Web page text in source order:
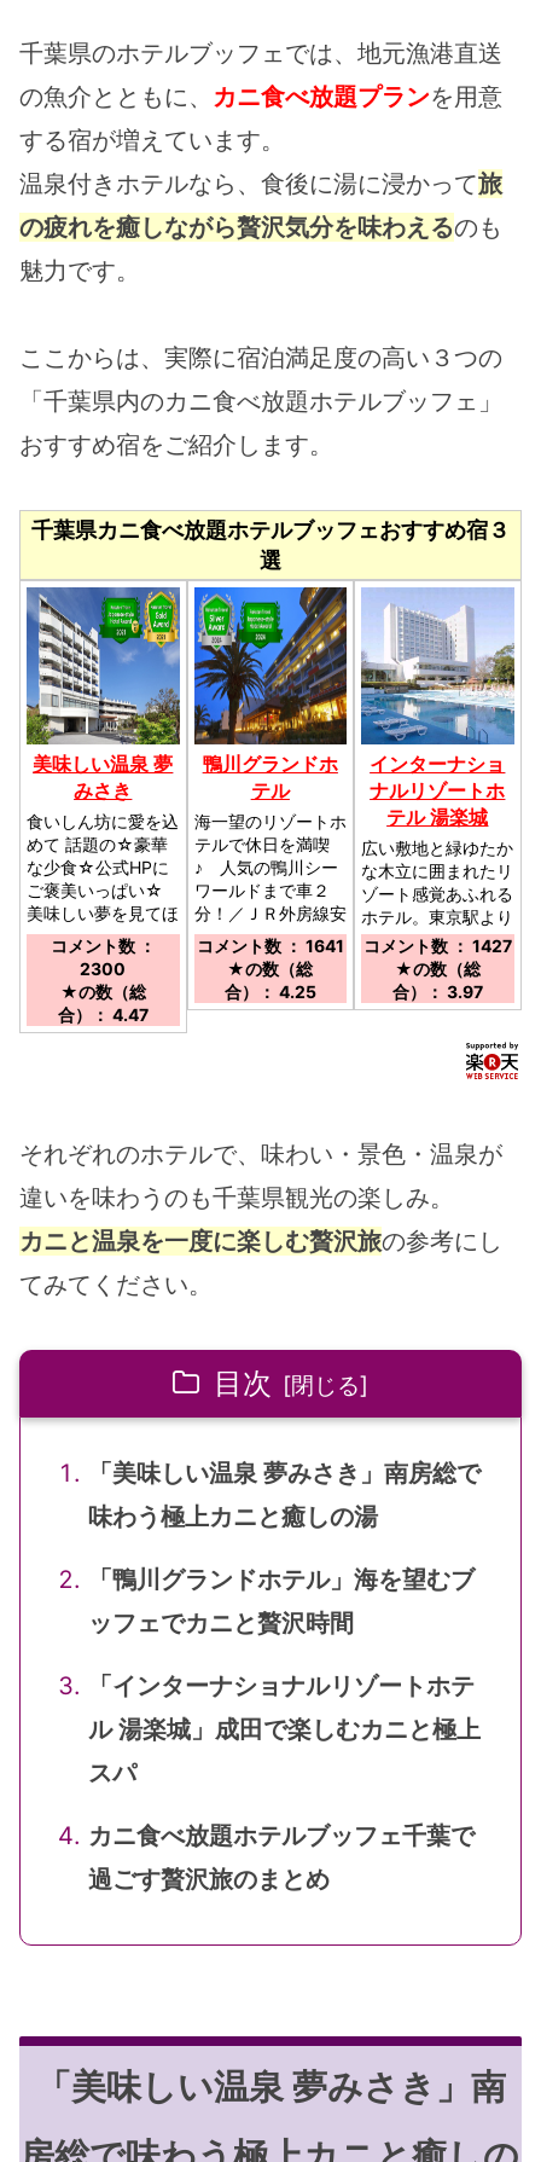
千葉県のホテルブッフェでは、地元漁港直送
の魚介とともに、 カニ食べ放題プランを用意
する宿が増えています。
温泉付きホテルなら、食後に湯に浸かって旅
の疲れを癒しながら贅沢気分を味わえるのも
魅力です。
ここからは、実際に宿泊満足度の高い３つの
「千葉県内のカニ食べ放題ホテルブッフェ」
おすすめ宿をご紹介します。
千葉県カニ食べ放題ホテルブッフェおすすめ宿３
選
美味しい温泉 夢
みさき
食いしん坊に愛を込
めて 話題の☆豪華
な少食☆公式HPに
ご褒美いっぱい☆
美味しい夢を見てほ
しい／館山道富浦Ｉ
Ｃより車で約２５
分、ＪＲ千倉駅より
タクシーで３分位、
ご宿泊のお客様はお
コメント数 ：
2300
★の数（総
合）： 4.47
鴨川グランドホ
テル
海一望のリゾートホ
テルで休日を満喫
♪ 人気の鴨川シー
ワールドまで車２
分！／ＪＲ外房線安
房鴨川駅より送迎バ
ス５分（要予約）／
館山自動車道君津Ｉ
Ｃより車で約３５ｋ
コメント数 ： 1641
★の数（総
合）： 4.25
インターナショ
ナルリゾートホ
テル 湯楽城
広い敷地と緑ゆたか
な木立に囲まれたリ
ゾート感覚あふれる
ホテル。東京駅より
直通バス有。／成田
空港より無料シャト
ルバスで約20分。
東京駅よりホテルま
1時間。客室全館無
線LAN（Wi-Fi）完
コメント数 ： 1427
★の数（総
合）： 3.97
それぞれのホテルで、味わい・景色・温泉が
違いを味わうのも千葉県観光の楽しみ。
カニと温泉を一度に楽しむ贅沢旅の参考にし
てみてください。
目次
「美味しい温泉 夢みさき」南房総で
味わう極上カニと癒しの湯
「鴨川グランドホテル」海を望むブ
ッフェでカニと贅沢時間
「インターナショナルリゾートホテ
ル 湯楽城」成田で楽しむカニと極上
スパ
カニ食べ放題ホテルブッフェ千葉で
過ごす贅沢旅のまとめ
「美味しい温泉 夢みさき」南